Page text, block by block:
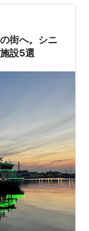
街へ。シニ
設5選